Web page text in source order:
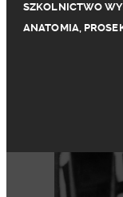
SZKOLNICTWO
ANATOMIA,